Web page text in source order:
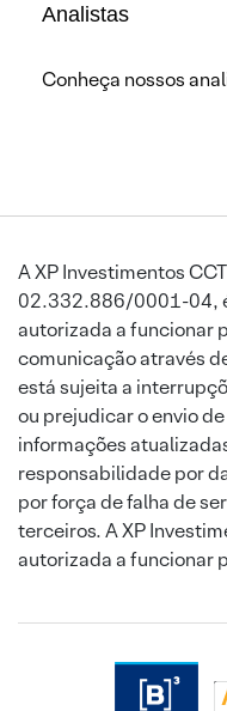
Analistas
Conheça nossos
A XP Investimentos
02.332.886/0001-04,
autorizada a funcionar
comunicação através
está sujeita a
ou prejudicar o envio
informações
responsabilidade por
por força de falha de
terceiros. A XP
autorizada a funcionar